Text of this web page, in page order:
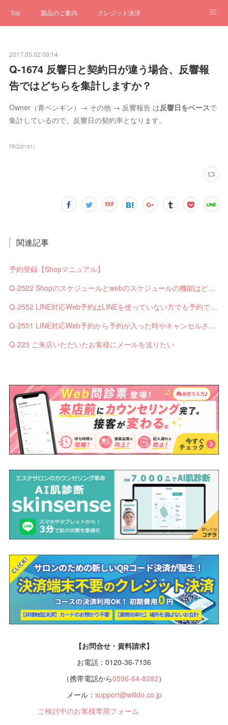
Top 製品のご案内 クレジット決済
ステータス お問合せ
2017.05.02 09:14
Q-1674 反響日と契約日が違う場合、反響報
告ではどちらを集計しますか？
Owner（青ペンギン）→ その他 → 反響報告 は反響日をベースで
集計しているので、反響日の契約率となります。
FAQ(2191)
関連記事
予約登録【Shopマニュアル】
Q-2522 Shopのスケジュールとwebのスケジュールの機能はどう違いますか？
Q-2552 LINE対応Web予約はLINEを使っていない方でも予約できますか？
Q-2551 LINE対応Web予約から予約が入った時やキャンセルされた時、サロンやお客様へは通知されますか？
Q-223 ご来店いただいたお客様にメールを送りたい
【お問合せ・資料請求】
お電話：0120-36-7136
（携帯電話から0596-64-8282）
メール： support@willdo.co.jp
ご検討中のお客様専用フォーム